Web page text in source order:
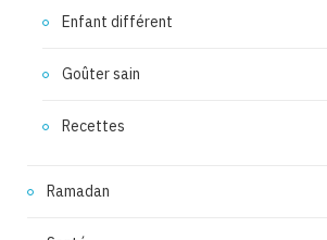
Enfant différent
Goûter sain
Recettes
Ramadan